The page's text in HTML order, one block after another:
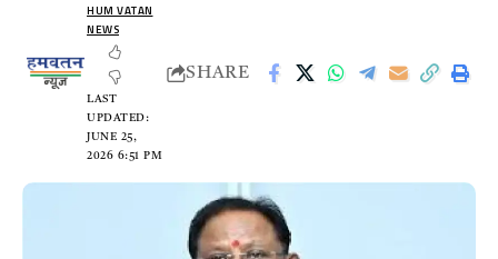
LAST
UPDATED:
JUNE 25,
2026 6:51 PM
HUM VATAN
NEWS
SHARE